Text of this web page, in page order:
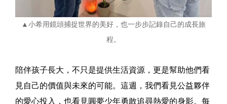
▲小希用鏡頭捕捉世界的美好，也一步步記錄自己的成長旅
程。
陪伴孩子長大，不只是提供生活資源，更是幫助他們看
見自己的價值與未來的可能。這週，我們看見公益夥伴
的愛心投入，也看見圓夢少年勇敢追尋熱愛的身影。每